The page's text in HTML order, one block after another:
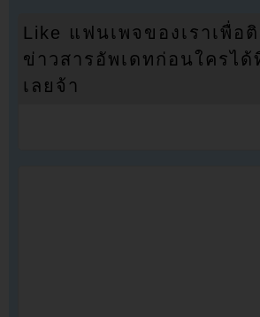
Like แฟนเพจของเราเพื่อ
ข่าวสารอัพเดทก่อนใครได้
เลยจ้า